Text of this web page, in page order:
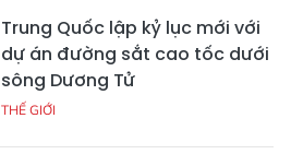
Trung Quốc lập kỷ lục mới với
dự án đường sắt cao tốc dưới
sông Dương Tử
THẾ GIỚI